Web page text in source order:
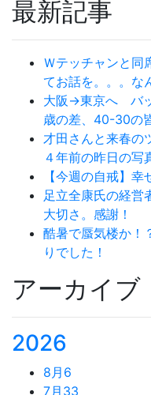
最新記事
Ｗテッチャンと同
てお話を。。。な
大阪→東京へ バ
歳の差、40-30の
才田さんと来春の
４年前の昨日の写
【今週の自戒】
足立全康氏の経営
大切さ。感謝！
酷暑で蜃気楼か！
りでした！
アーカイブ
2026
8月 6
7月 33